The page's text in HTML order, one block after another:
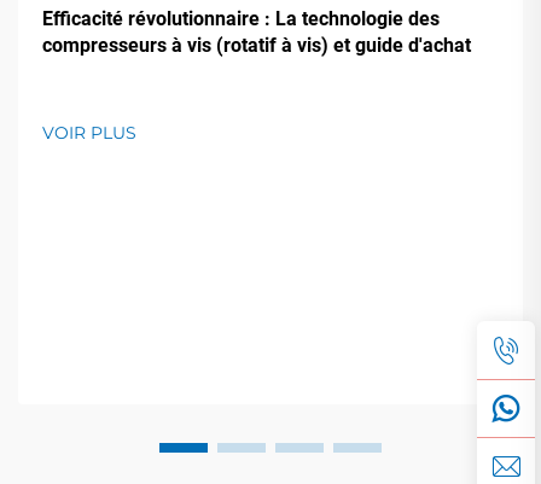
Efficacité révolutionnaire : La technologie des
compresseurs à vis (rotatif à vis) et guide d'achat
VOIR PLUS